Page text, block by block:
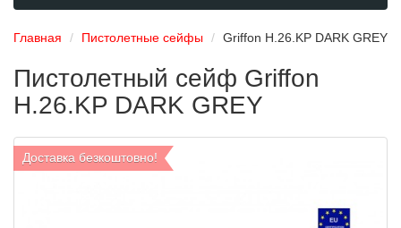
Главная Пистолетные сейфы Griffon H.26.KP DARK GREY
Пистолетный сейф Griffon
H.26.KP DARK GREY
Доставка безкоштовно!